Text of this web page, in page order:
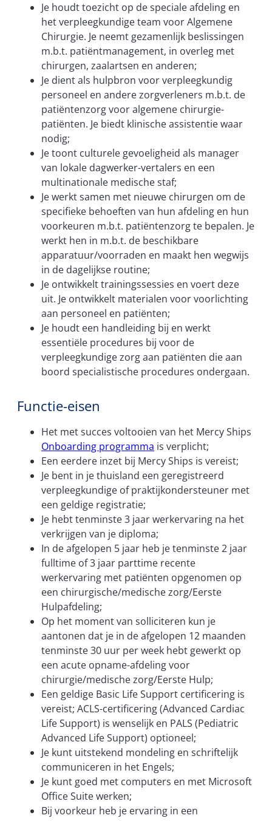
Je houdt toezicht op de speciale afdeling en
het verpleegkundige team voor Algemene
Chirurgie. Je neemt gezamenlijk beslissingen
m.b.t. patiëntmanagement, in overleg met
chirurgen, zaalartsen en anderen;
Je dient als hulpbron voor verpleegkundig
personeel en andere zorgverleners m.b.t. de
patiëntenzorg voor algemene chirurgie-
patiënten. Je biedt klinische assistentie waar
nodig;
Je toont culturele gevoeligheid als manager
van lokale dagwerker-vertalers en een
multinationale medische staf;
Je werkt samen met nieuwe chirurgen om de
specifieke behoeften van hun afdeling en hun
voorkeuren m.b.t. patiëntenzorg te bepalen. Je
werkt hen in m.b.t. de beschikbare
apparatuur/voorraden en maakt hen wegwijs
in de dagelijkse routine;
Je ontwikkelt trainingssessies en voert deze
uit. Je ontwikkelt materialen voor voorlichting
aan personeel en patiënten;
Je houdt een handleiding bij en werkt
essentiële procedures bij voor de
verpleegkundige zorg aan patiënten die aan
boord specialistische procedures ondergaan.
Functie-eisen
Het met succes voltooien van het Mercy Ships
Onboarding programma is verplicht;
Een eerdere inzet bij Mercy Ships is vereist;
Je bent in je thuisland een geregistreerd
verpleegkundige of praktijkondersteuner met
een geldige registratie;
Je hebt tenminste 3 jaar werkervaring na het
verkrijgen van je diploma;
In de afgelopen 5 jaar heb je tenminste 2 jaar
fulltime of 3 jaar parttime recente
werkervaring met patiënten opgenomen op
een chirurgische/medische zorg/Eerste
Hulpafdeling;
Op het moment van solliciteren kun je
aantonen dat je in de afgelopen 12 maanden
tenminste 30 uur per week hebt gewerkt op
een acute opname-afdeling voor
chirurgie/medische zorg/Eerste Hulp;
Een geldige Basic Life Support certificering is
vereist; ACLS-certificering (Advanced Cardiac
Life Support) is wenselijk en PALS (Pediatric
Advanced Life Support) optioneel;
Je kunt uitstekend mondeling en schriftelijk
communiceren in het Engels;
Je kunt goed met computers en met Microsoft
Office Suite werken;
Bij voorkeur heb je ervaring in een